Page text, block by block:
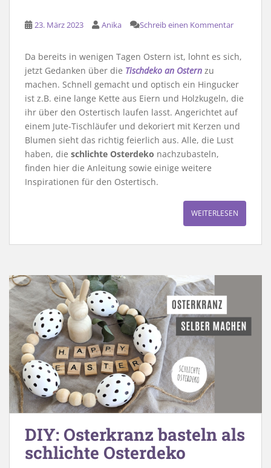
23. März 2023 Anika Schreib einen Kommentar
Da bereits in wenigen Tagen Ostern ist, lohnt es sich,
jetzt Gedanken über die Tischdeko an Ostern zu
machen. Schnell gemacht und optisch ein Hingucker
ist z.B. eine lange Kette aus Eiern und Holzkugeln, die
ihr über den Ostertisch laufen lasst. Angerichtet auf
einem Jute-Tischläufer und dekoriert mit Kerzen und
Blumen sieht das richtig feierlich aus. Alle, die Lust
haben, die schlichte Osterdeko nachzubasteln,
finden hier die Anleitung sowie einige weitere
Inspirationen für den Ostertisch.
WEITERLESEN
DIY: Osterkranz basteln als
schlichte Osterdeko